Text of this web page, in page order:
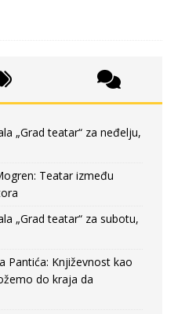
„Grad teatar“ za neđelju,
Teatar između
„Grad teatar“ za subotu,
Pantića: Književnost kao
do kraja da